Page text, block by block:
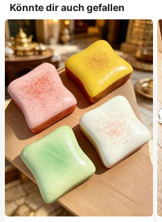
Könnte dir auch gefallen